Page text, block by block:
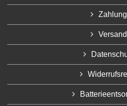
Zahlung
Versand